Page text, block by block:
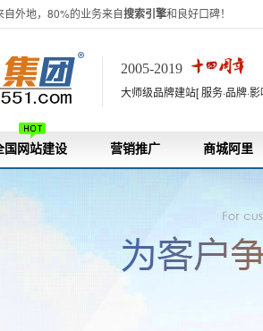
外地，80%的业务来自搜索引擎和良好口碑！
2005-2019
大师级品牌建站[ 服务·品牌·
国网站建设 营销推广 商城阿里